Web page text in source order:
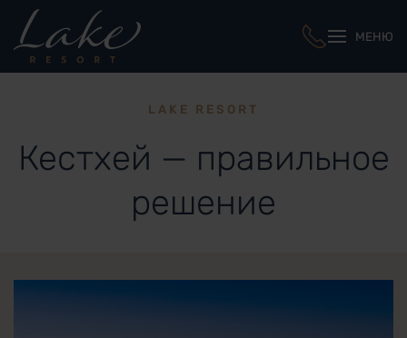
МЕНЮ
LAKE RESORT
Кестхей — правильное
решение